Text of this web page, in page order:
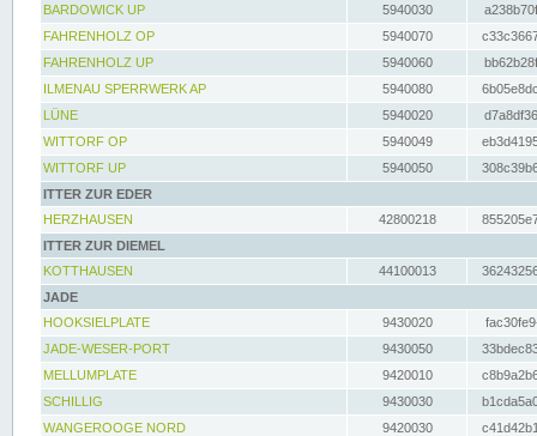
BARDOWICK UP
5940030
FAHRENHOLZ OP
5940070
FAHRENHOLZ UP
5940060
ILMENAU SPERRWERK AP
5940080
LÜNE
5940020
WITTORF OP
5940049
WITTORF UP
5940050
ITTER ZUR EDER
HERZHAUSEN
42800218
ITTER ZUR DIEMEL
KOTTHAUSEN
44100013
JADE
HOOKSIELPLATE
9430020
JADE-WESER-PORT
9430050
MELLUMPLATE
9420010
SCHILLIG
9430030
WANGEROOGE NORD
9420030